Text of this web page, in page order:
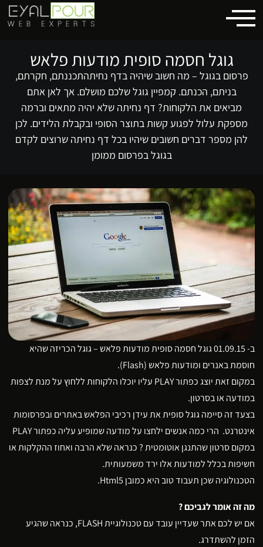
לתוכן
גוגל חסמה סופית מודעות פלאש
פרסום בגוגל – מה חשוב שיהיה בדף נחיתה​ תכננתם, חקרתם,
בניתם, הכנתם. קמפיין גוגל שלכם מושלם. אך לאן אתם
מביאים את הלקוחות? דף נחיתה שלא יהיה מתאים וברמה
מספקת עלול לפגוע קשות בתוצר הסופי ובקבלת הלידים. לכן
להן מספר דברים חשובים שיהיו בכל דף נחיתה שרוצים לקדם
בגוגל בפרסום ממומן
ב- 01.09.15 גוגל חסמה סופית מודעות פלאש – גוגל הכריזה שהיא
חוסמת באנרים ומודעות פלאש (Flash).
במקום זאת יוצג כפתור PLAY עליו יוכלו הלקוחות ללחוץ על מנת לצפות
במודעה או בסרטון.
בצעד זה סיימה גוגל סופית את עידן רכיבי הפלאש באתרים ובפרסומות
אינטרנט. הרי כמה אנשים ילחצו על מודעה שמופיע עליה כפתור PLAY
במקום סרטון שהתנגן אוטומטית ? כנראה שלא הרבה ואחוז ההקלקות או
חשיפות בכלל למודעות אלו ירד משמעותית.
הטכנולוגיה שכן תעבוד טוב היא כמובן Html5.
מה זה אומר לגביכם ?
אם יש לכם אתר שעדיין עובד עם טכנולוגיית FLASH, כנראה שהגיע
הזמן להשתדרג.